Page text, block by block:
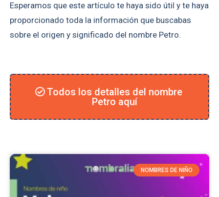
Esperamos que este artículo te haya sido útil y te haya
proporcionado toda la información que buscabas
sobre el origen y significado del nombre Petro.
Todos los detalles del nombre
Petro aquí
NOMBRES DE NIÑO